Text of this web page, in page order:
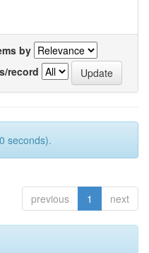
by
record
seconds).
previous 1 next